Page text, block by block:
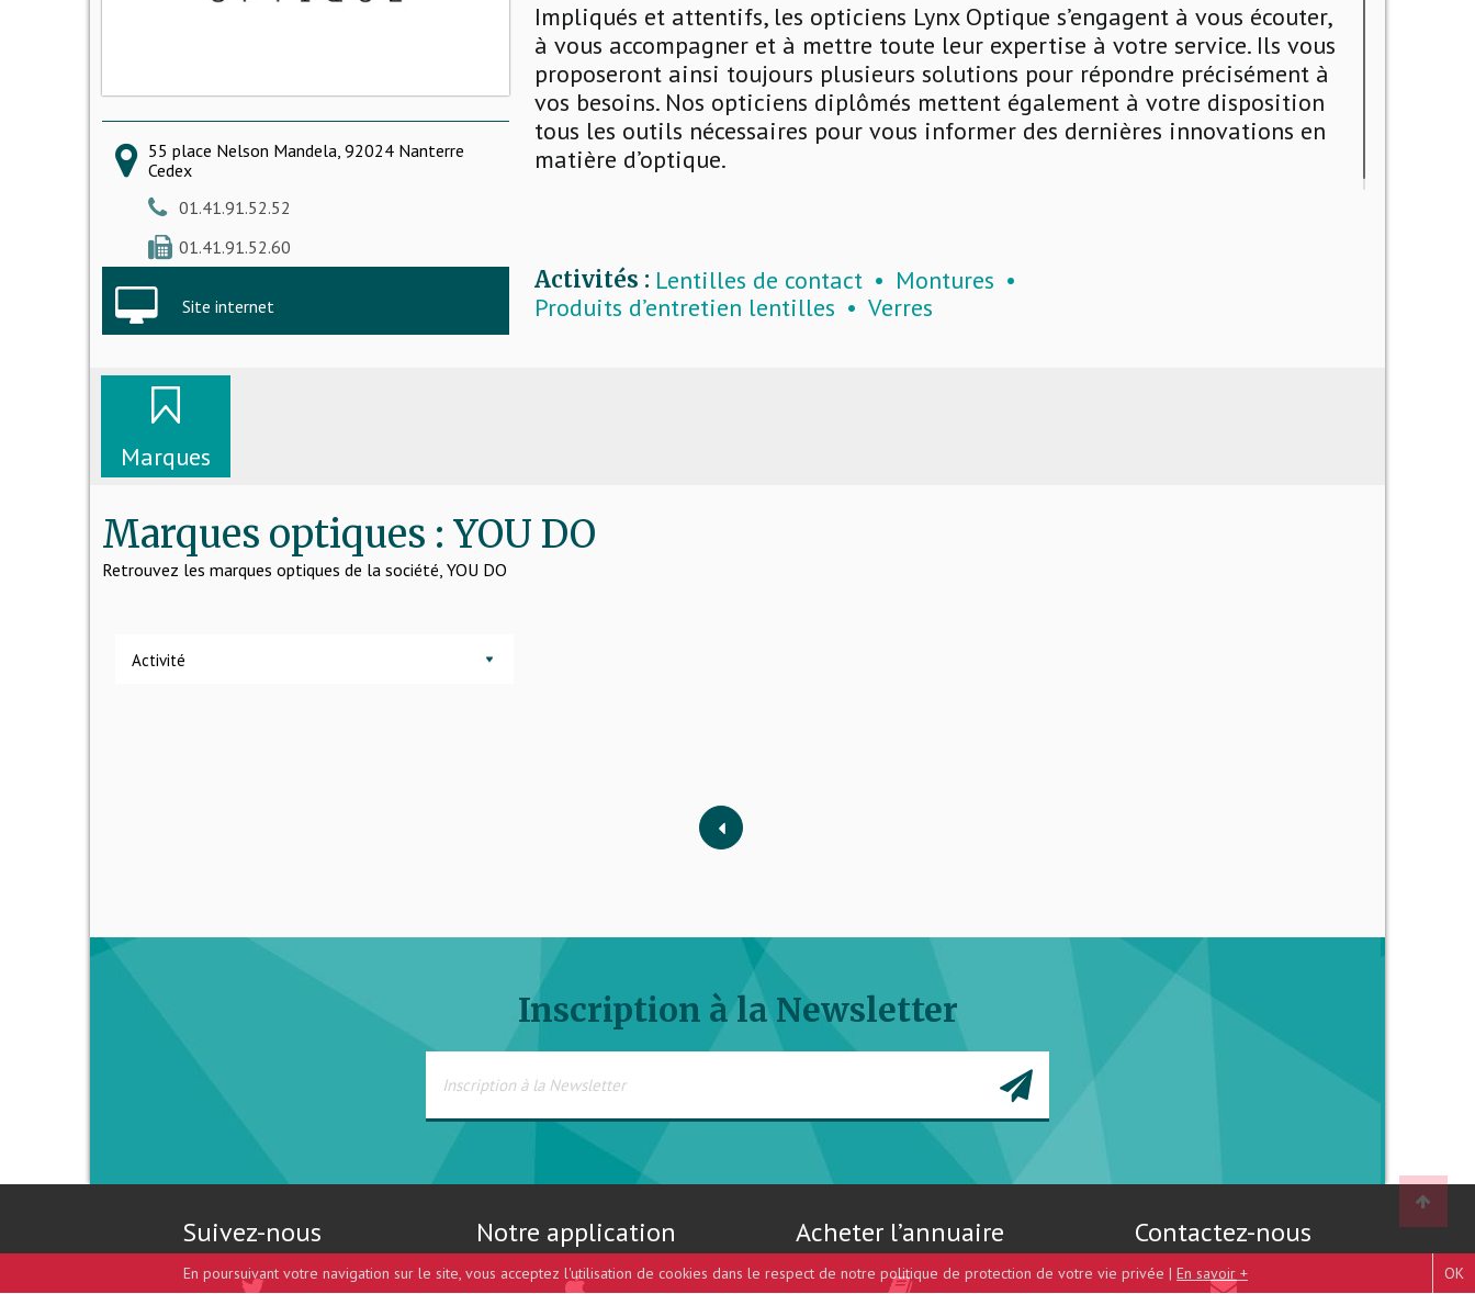
55 place Nelson Mandela, 92024 Nanterre
Cedex
01.41.91.52.52
01.41.91.52.60
Site internet
Impliqués et attentifs, les opticiens Lynx Optique s’engagent à vous écouter,
à vous accompagner et à mettre toute leur expertise à votre service. Ils vous
proposeront ainsi toujours plusieurs solutions pour répondre précisément à
vos besoins. Nos opticiens diplômés mettent également à votre disposition
tous les outils nécessaires pour vous informer des dernières innovations en
matière d’optique.
Activités : Lentilles de contact
Montures
Produits d’entretien lentilles
Verres
Marques
Marques optiques : YOU DO
Retrouvez les marques optiques de la société, YOU DO
Activité
Inscription à la Newsletter
Suivez-nous Notre application Acheter l’annuaire Contactez-nous
En poursuivant votre navigation sur le site, vous acceptez l'utilisation de cookies dans le respect de notre politique de protection de votre vie privée | En savoir + OK